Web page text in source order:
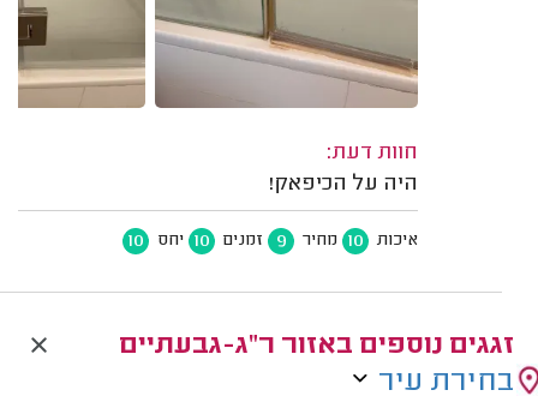
חוות דעת:
היה על הכיפאק!
איכות 10 מחיר 9 זמנים 10 יחס 10
זגגים נוספים באזור ר"ג-גבעתיים
בחירת עיר